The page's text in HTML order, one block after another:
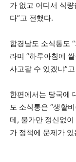
가 없고 어디서 식
다”고 전했다.
함경남도 소식통도
라며 “하루아침에
사고팔 수 있겠냐”
한편에서는 당국에
도 소식통은 “생활
데, 물가만 정신없
가 정책에 문제가